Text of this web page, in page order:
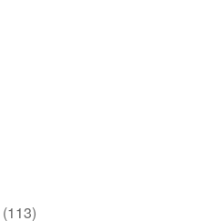
(113)